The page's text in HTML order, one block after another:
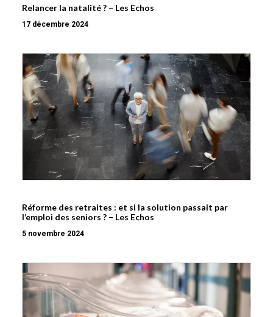
Relancer la natalité ? – Les Echos
17 décembre 2024
Réforme des retraites : et si la solution passait par
l’emploi des seniors ? – Les Echos
5 novembre 2024